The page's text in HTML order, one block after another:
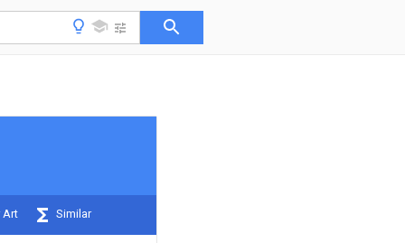
Art Similar